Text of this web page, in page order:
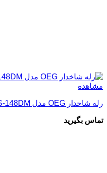
مشاهده
رله شاخدار OEG مدل OW-SS-148DM دارای 48 ولت و 4 پین
تماس بگیرید